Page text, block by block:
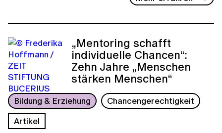
„Mentoring schafft
individuelle Chancen“:
Zehn Jahre „Menschen
stärken Menschen“
Bildung & Erziehung
Chancengerechtigkeit
Artikel